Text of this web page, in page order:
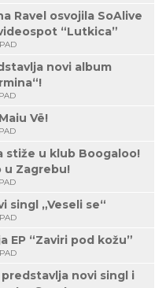
Ravel osvojila SoAlive
“Lutkica”
novi album
Vë!
stiže u klub Boogaloo!
u Zagrebu!
singl „Veseli se“
EP “Zaviri pod kožu”
novi singl i